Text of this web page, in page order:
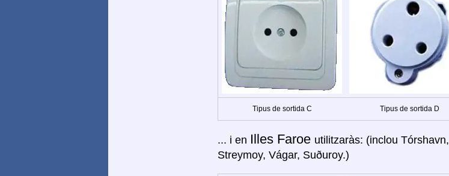
Tipus de sortida C Tipus de sortida D
... i en Illes Faroe utilitzaràs: (inclou
Streymoy, Vágar, Suðuroy.)